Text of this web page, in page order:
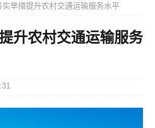
实举措提升农村交通运输服务水平
升农村交通运输服务